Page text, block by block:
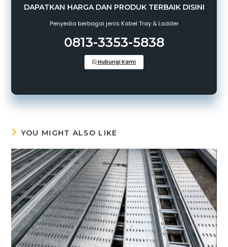
DAPATKAN HARGA DAN PRODUK TERBAIK DISINI
Penyedia berbagai jenis Kabel Tray & Ladder
0813-3353-5838
Hubungi Kami
YOU MIGHT ALSO LIKE